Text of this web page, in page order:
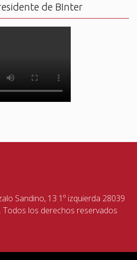
de BInter
Sandino, 13 1º izquierda 28039
Todos los derechos reservados